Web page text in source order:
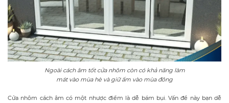
Ngoài cách âm tốt cửa nhôm còn có khả năng làm
mát vào mùa hè và giữ ấm vào mùa đông
Cửa nhôm cách âm có một nhược điểm là dễ bám bụi. Vấn đề này bạn dễ